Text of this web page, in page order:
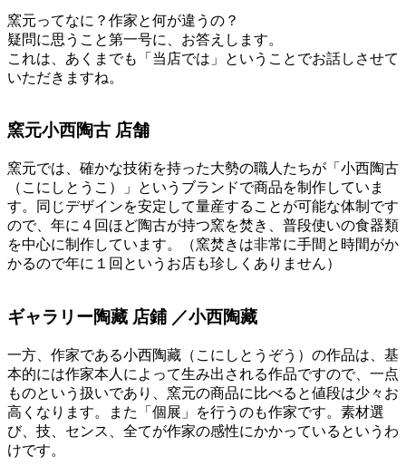
窯元ってなに？作家と何が違うの？
疑問に思うこと第一号に、お答えします。
これは、あくまでも「当店では」ということでお話しさせて
いただきますね。
窯元小西陶古 店舗
窯元では、確かな技術を持った大勢の職人たちが「小西陶古
（こにしとうこ）」というブランドで商品を制作していま
す。同じデザインを安定して量産することが可能な体制です
ので、年に４回ほど陶古が持つ窯を焚き、普段使いの食器類
を中心に制作しています。（窯焚きは非常に手間と時間がか
かるので年に１回というお店も珍しくありません）
ギャラリー陶藏 店鋪 ／小西陶藏
一方、作家である小西陶藏（こにしとうぞう）の作品は、基
本的には作家本人によって生み出される作品ですので、一点
ものという扱いであり、窯元の商品に比べると値段は少々お
高くなります。また「個展」を行うのも作家です。素材選
び、技、センス、全てが作家の感性にかかっているというわ
けです。